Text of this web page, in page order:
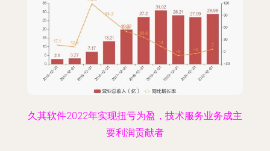
久其软件2022年实现扭亏为盈，技术服务业务成主
要利润贡献者